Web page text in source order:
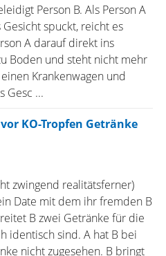
Person B. Als Person A
spuckt, reicht es
A darauf direkt ins
Boden und steht nicht mehr
Krankenwagen und
Gesc ...
KO-Tropfen Getränke
zwingend realitätsferner)
Date mit dem ihr fremden B
B zwei Getränke für die
identisch sind. A hat B bei
nicht zugesehen. B bringt